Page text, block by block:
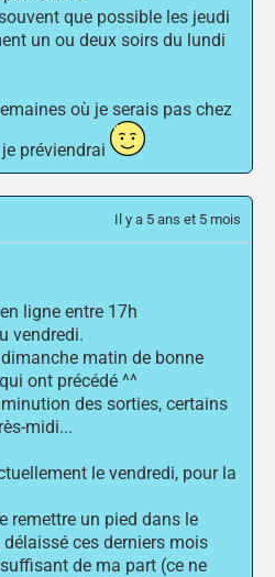
que possible les jeudi
un ou deux soirs du lundi
où je serais pas chez
préviendrai
Il y a 5 ans et 5 mois
ligne entre 17h
vendredi.
matin de bonne
ont précédé ^^
des sorties, certains
midi...
le vendredi, pour la
remettre un pied dans le
ces derniers mois
de ma part (ce ne